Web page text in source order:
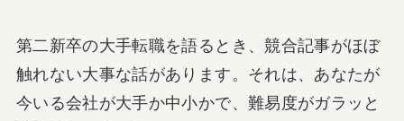
第二新卒の大手転職を語るとき、競合記事がほぼ
触れない大事な話があります。それは、あなたが
今いる会社が大手か中小かで、難易度がガラッと